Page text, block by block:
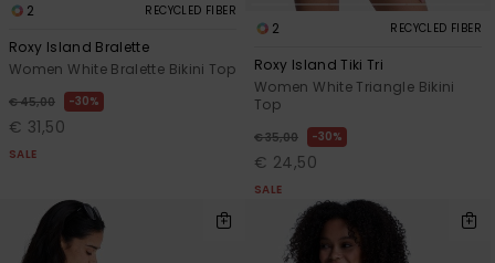
2 RECYCLED FIBER
Roxy Island Bralette
Women White Bralette Bikini Top
€ 45,00 30%
€ 31,50
SALE
2 RECYCLED FIBER
Roxy Island Tiki Tri
Women White Triangle Bikini
Top
€ 35,00 30%
€ 24,50
SALE